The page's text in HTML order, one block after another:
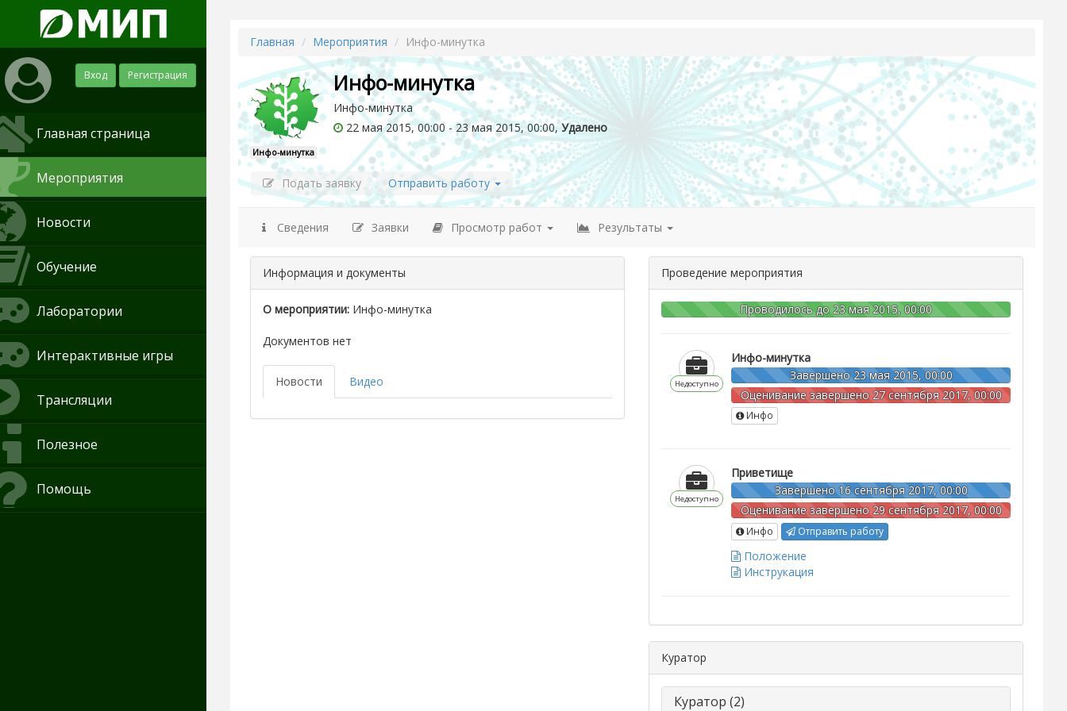
Вход Регистрация
Главная страница
Мероприятия
Новости
Обучение
Лаборатории
Интерактивные игры
Трансляции
Полезное
Помощь
Главная Мероприятия Инфо-минутка
Инфо-минутка
Инфо-минутка
22 мая 2015, 00:00 - 23 мая 2015, 00:00,Удалено
Инфо-минутка
Подать заявку Отправить работу
Сведения Заявки Просмотр работ Результаты
Информация и документы
О мероприятии: Инфо-минутка
Документов нет
Новости Видео
Проведение мероприятия
Проводилось до 23 мая 2015, 00:00
Недоступно
Инфо-минутка
Завершено 23 мая 2015, 00:00
Оценивание завершено 27 сентября 2017, 00:00
Инфо
Недоступно
Приветище
Завершено 16 сентября 2017, 00:00
Оценивание завершено 29 сентября 2017, 00:00
Инфо Отправить работу
Положение
Инструкация
Куратор
Куратор (2)